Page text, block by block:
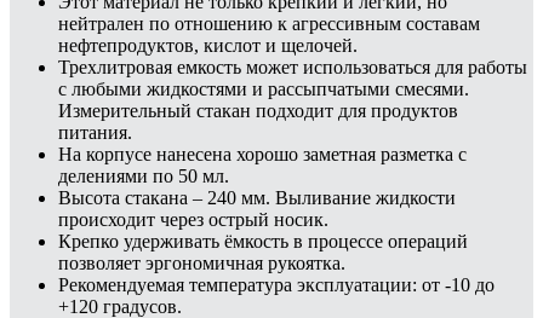
нейтрален по отношению к агрессивным составам
нефтепродуктов, кислот и щелочей.
Трехлитровая емкость может использоваться для работы
с любыми жидкостями и рассыпчатыми смесями.
Измерительный стакан подходит для продуктов
питания.
На корпусе нанесена хорошо заметная разметка с
делениями по 50 мл.
Высота стакана – 240 мм. Выливание жидкости
происходит через острый носик.
Крепко удерживать ёмкость в процессе операций
позволяет эргономичная рукоятка.
Рекомендуемая температура эксплуатации: от -10 до
+120 градусов.